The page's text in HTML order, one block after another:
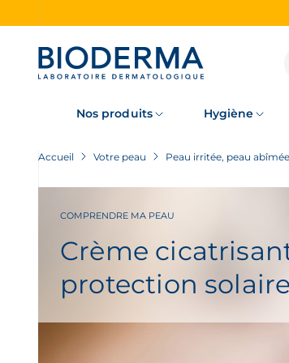
Nos produits Hygiène
Accueil Votre peau Peau irritée, peau
COMPRENDRE MA PEAU
Crème
protection solaire